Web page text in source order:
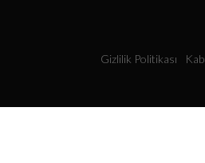
Gizlilik Politikası